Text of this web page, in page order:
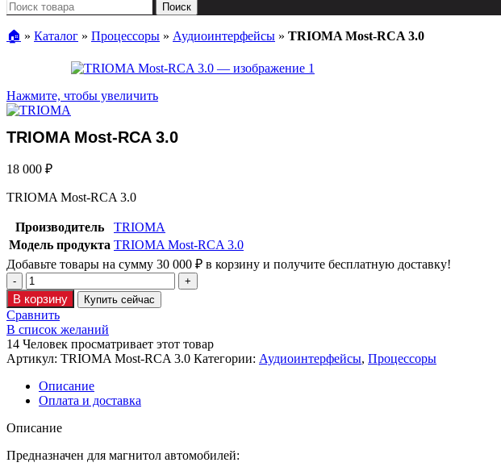
Поиск
🏠︎ » Каталог » Процессоры » Аудиоинтерфейсы » TRIOMA Most-RCA 3.0
Нажмите, чтобы увеличить
TRIOMA Most-RCA 3.0
18 000 ₽
TRIOMA Most-RCA 3.0
Производитель
TRIOMA
Модель продукта TRIOMA Most-RCA 3.0
Добавьте товары на сумму 30 000 ₽ в корзину и получите бесплатную доставку!
В корзину Купить сейчас
Сравнить
В список желаний
14 Человек просматривает этот товар
Артикул: TRIOMA Most-RCA 3.0 Категории: Аудиоинтерфейсы, Процессоры
Описание
Оплата и доставка
Описание
Предназначен для магнитол автомобилей: